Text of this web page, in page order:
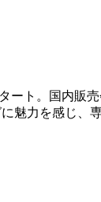
ト。国内販
魅力を感じ